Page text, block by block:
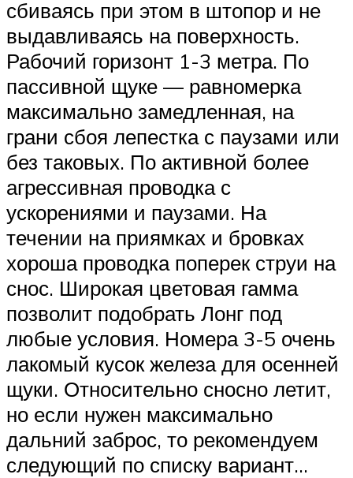
сбиваясь при этом в штопор и не
выдавливаясь на поверхность.
Рабочий горизонт 1-3 метра. По
пассивной щуке — равномерка
максимально замедленная, на
грани сбоя лепестка с паузами или
без таковых. По активной более
агрессивная проводка с
ускорениями и паузами. На
течении на приямках и бровках
хороша проводка поперек струи на
снос. Широкая цветовая гамма
позволит подобрать Лонг под
любые условия. Номера 3-5 очень
лакомый кусок железа для осенней
щуки. Относительно сносно летит,
но если нужен максимально
дальний заброс, то рекомендуем
следующий по списку вариант…